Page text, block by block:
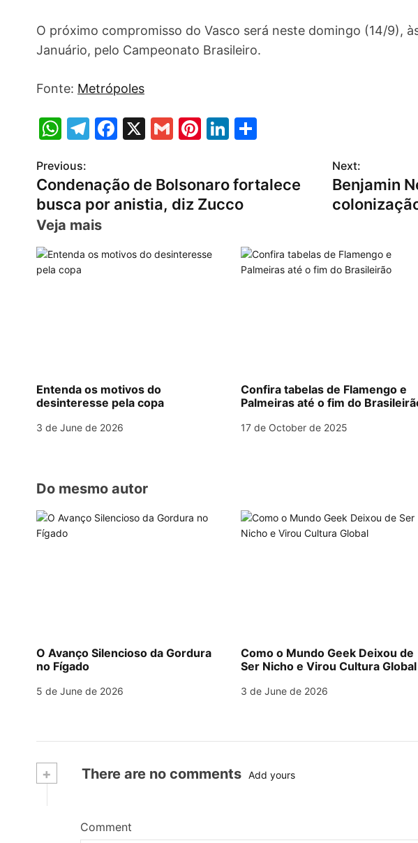
O próximo compromisso do Vasco será neste domingo (14/9),
Januário, pelo Campeonato Brasileiro.
Fonte: Metrópoles
W
at
s
A
p
T
gr
a
m
F
c
e
b
o
X
G
ai
l
Pi
e
st
Li
k
e
dI
n
ar
e
P
o
s
t
n
g
a
t
o
n
Previous:
Condenação de Bolsonaro fortalece
busca por anistia, diz Zucco
Next:
Benjamin
Veja mais
Entenda os motivos do
desinteresse pela copa
3 de June de 2026
Confira tabelas de Flamengo e
Palmeiras até o fim do
17 de October de 2025
Do mesmo autor
O Avanço Silencioso da Gordura
no Fígado
5 de June de 2026
Como o Mundo Geek Deixou de
Ser Nicho e Virou Cultura Global
3 de June de 2026
+ There are no comments Add yours
Comment